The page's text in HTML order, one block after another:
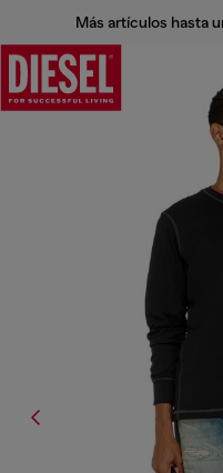
Más artículos hasta